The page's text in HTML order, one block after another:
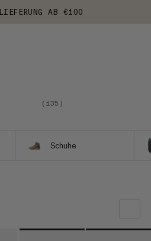
AB €100
( 135 )
Schuhe
UNSERE EMPFEHLUNG